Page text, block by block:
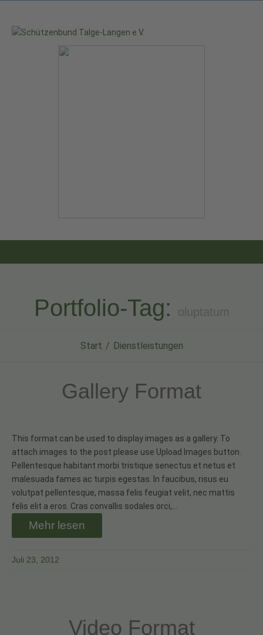
Portfolio-Tag: oluptatum
Start Dienstleistungen
Gallery Format
This format can be used to display images as a gallery. To
attach images to the post please use Upload Images button.
Pellentesque habitant morbi tristique senectus et netus et
malesuada fames ac turpis egestas. In faucibus, risus eu
volutpat pellentesque, massa felis feugiat velit, nec mattis
felis elit a eros. Cras convallis sodales orci,…
Mehr lesen
Juli 23, 2012
Video Format